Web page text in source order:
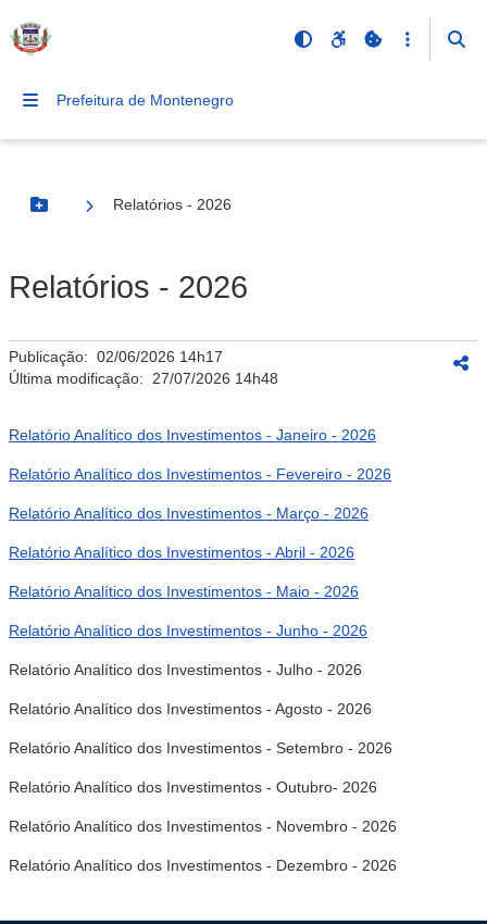
Prefeitura de Montenegro
Botão Menu
Relatórios - 2026
Relatórios - 2026
Publicação: 02/06/2026 14h17
Última modificação: 27/07/2026 14h48
Relatório Analítico dos Investimentos - Janeiro - 2026
Relatório Analítico dos Investimentos - Fevereiro - 2026
Relatório Analítico dos Investimentos - Março - 2026
Relatório Analítico dos Investimentos - Abril - 2026
Relatório Analítico dos Investimentos - Maio - 2026
Relatório Analítico dos Investimentos - Junho - 2026
Relatório Analítico dos Investimentos - Julho - 2026
Relatório Analítico dos Investimentos - Agosto - 2026
Relatório Analítico dos Investimentos - Setembro - 2026
Relatório Analítico dos Investimentos - Outubro- 2026
Relatório Analítico dos Investimentos - Novembro - 2026
Relatório Analítico dos Investimentos - Dezembro - 2026